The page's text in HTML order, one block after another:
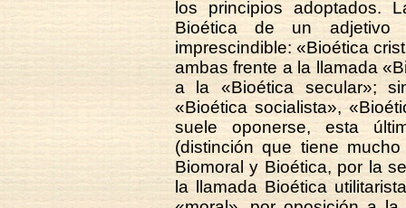
los principios adoptados.
Bioética de un adjetivo
imprescindible: «Bioética
ambas frente a la llamada
a la «Bioética secular»;
«Bioética socialista»,
suele oponerse, esta
(distinción que tiene
Biomoral y Bioética, por la
la llamada Bioética